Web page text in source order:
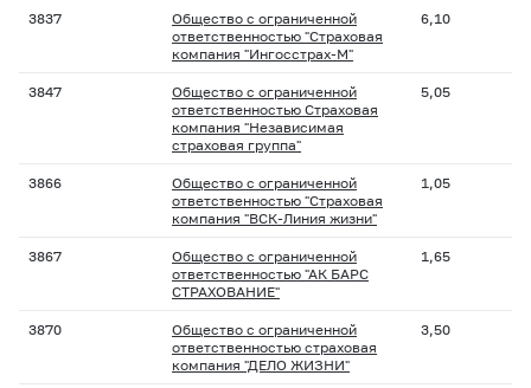
3837
Общество с ограниченной
ответственностью "Страховая
компания "Ингосстрах-М"
6,10
3847
Общество с ограниченной
ответственностью Страховая
компания "Независимая
страховая группа"
5,05
3866
Общество с ограниченной
ответственностью "Страховая
компания "ВСК-Линия жизни"
1,05
3867
Общество с ограниченной
ответственностью "АК БАРС
СТРАХОВАНИЕ"
1,65
3870
Общество с ограниченной
ответственностью страховая
компания "ДЕЛО ЖИЗНИ"
3,50